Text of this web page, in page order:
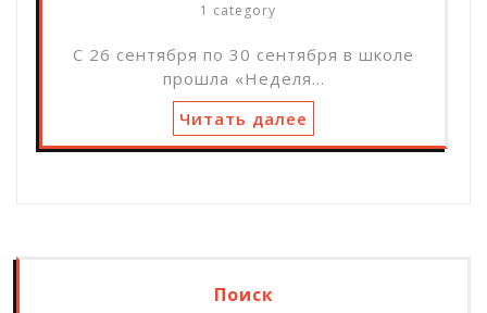
1 category
С 26 сентября по 30 сентября в школе
прошла «Неделя…
Читать далее
Поиск